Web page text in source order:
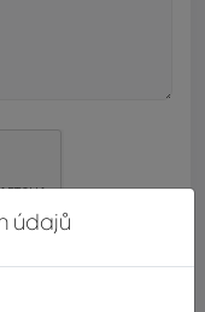
údajů